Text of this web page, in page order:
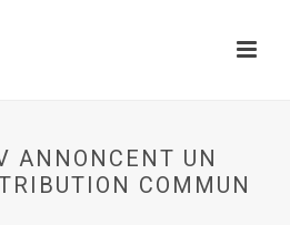
ANNONCENT UN
COMMUN